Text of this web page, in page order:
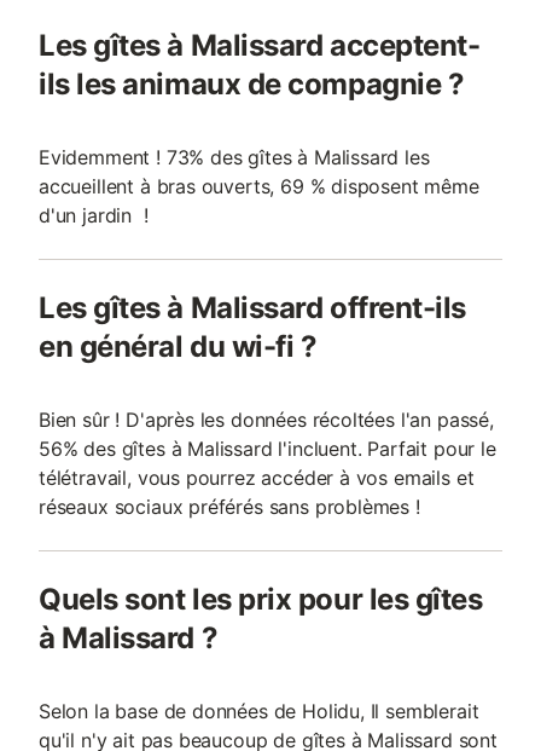
Les gîtes à Malissard acceptent-
ils les animaux de compagnie ?
Evidemment ! 73% des gîtes à Malissard les
accueillent à bras ouverts, 69 % disposent même
d'un jardin !
Les gîtes à Malissard offrent-ils
en général du wi-fi ?
Bien sûr ! D'après les données récoltées l'an passé,
56% des gîtes à Malissard l'incluent. Parfait pour le
télétravail, vous pourrez accéder à vos emails et
réseaux sociaux préférés sans problèmes !
Quels sont les prix pour les gîtes
à Malissard ?
Selon la base de données de Holidu, Il semblerait
qu'il n'y ait pas beaucoup de gîtes à Malissard sont